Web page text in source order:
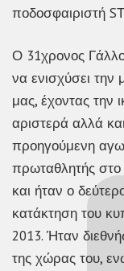
ποδοσφαιριστή
Ο 31χρονος
να ενισχύσει την
μας, έχοντας την
αριστερά αλλά
προηγούμενη
πρωταθλητής
και ήταν ο
κατάκτηση του
2013. Ήταν
της χώρας του,